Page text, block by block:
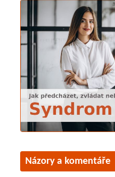
Názory a komentáře